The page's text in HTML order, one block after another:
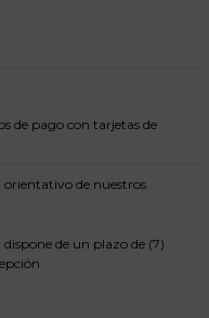
de pago con tarjetas de
orientativo de nuestros
de un plazo de (7)